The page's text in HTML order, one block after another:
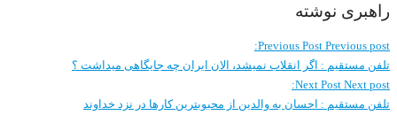
راهبری نوشته
Previous Post Previous post:
تلفن مستقیم : اگر انقلاب نمیشد، الان ایران چه جایگاهی میداشت ؟
Next Post Next post:
تلفن مستقیم : احسان به والدین از محبوبترین کارها در نزد خداوند